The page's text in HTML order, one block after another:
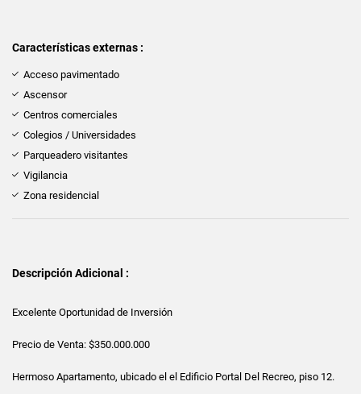
Características externas :
Acceso pavimentado
Ascensor
Centros comerciales
Colegios / Universidades
Parqueadero visitantes
Vigilancia
Zona residencial
Descripción Adicional :
Excelente Oportunidad de Inversión
Precio de Venta: $350.000.000
Hermoso Apartamento, ubicado el el Edificio Portal Del Recreo, piso 12.